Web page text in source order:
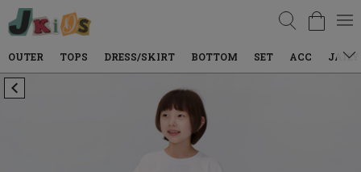
검색
TOPS DRESS/SKIRT BOTTOM SET ACC JAILY WEAR